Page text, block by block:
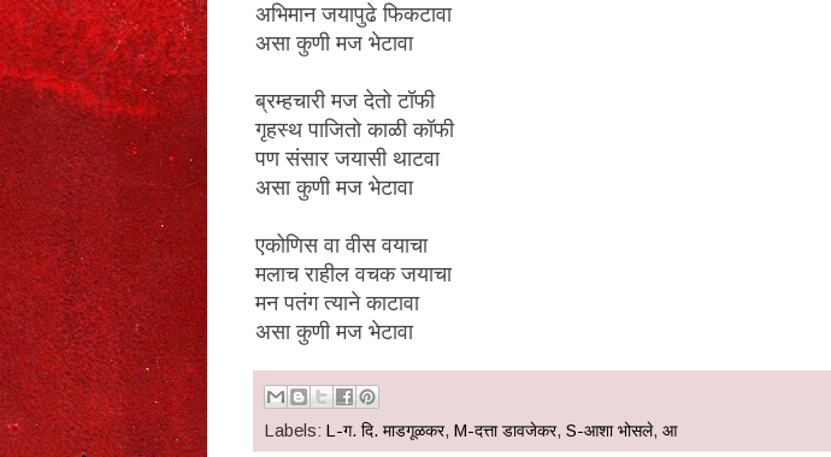
अभिमान जयापुढे फिकटावा
असा कुणी मज भेटावा
ब्रम्हचारी मज देतो टॉफी
गृहस्थ पाजितो काळी कॉफी
पण संसार जयासी थाटवा
असा कुणी मज भेटावा
एकोणिस वा वीस वयाचा
मलाच राहील वचक जयाचा
मन पतंग त्याने काटावा
असा कुणी मज भेटावा
Labels: L-ग. दि. माडगूळकर, M-दत्ता डावजेकर, S-आशा भोसले, आ